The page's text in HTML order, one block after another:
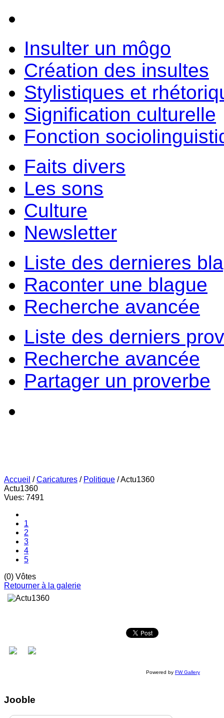
Insulter un môgo
Création des insultes
Stylistiques et
Signification culturelle
Fonction
Faits divers
Les sons
Culture
Newsletter
Liste des dernieres
Raconter une blague
Recherche avancée
Liste des derniers
Recherche avancée
Partager un proverbe
Accueil /Caricatures / Politique /Actu1360
Actu1360
Vues: 7491
1
2
3
4
5
(0) Vôtes
Retourner à la galerie
Powered by FW Gallery
Jooble